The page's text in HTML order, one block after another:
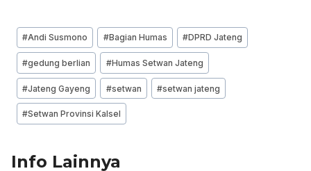
c
e
b
o
o
k
e
dI
n
at
s
A
p
p
e
gr
a
m
ai
l
ar
e
Post
Tags:
#Andi Susmono #Bagian Humas #DPRD Jateng
#gedung berlian #Humas Setwan Jateng
#Jateng Gayeng #setwan #setwan jateng
#Setwan Provinsi Kalsel
Info Lainnya